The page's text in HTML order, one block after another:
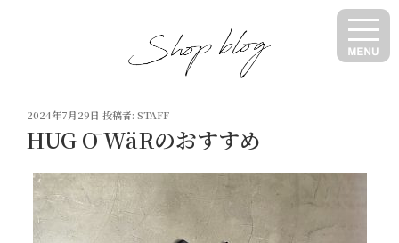
投
稿
日:
2024年7月29日 投稿者: STAFF
HUG Ō WäRのおすすめ